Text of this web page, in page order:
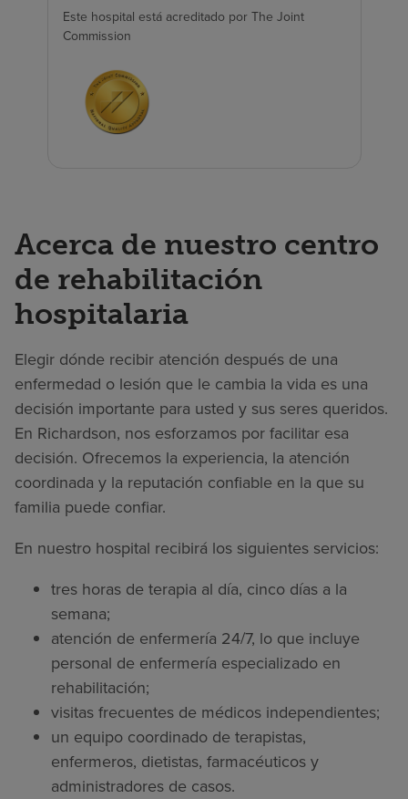
Este hospital está acreditado por The Joint
Commission
Acerca de nuestro centro
de rehabilitación
hospitalaria
Elegir dónde recibir atención después de una
enfermedad o lesión que le cambia la vida es una
decisión importante para usted y sus seres queridos.
En Richardson, nos esforzamos por facilitar esa
decisión. Ofrecemos la experiencia, la atención
coordinada y la reputación confiable en la que su
familia puede confiar.
En nuestro hospital recibirá los siguientes servicios:
tres horas de terapia al día, cinco días a la
semana;
atención de enfermería 24/7, lo que incluye
personal de enfermería especializado en
rehabilitación;
visitas frecuentes de médicos independientes;
un equipo coordinado de terapistas,
enfermeros, dietistas, farmacéuticos y
administradores de casos.